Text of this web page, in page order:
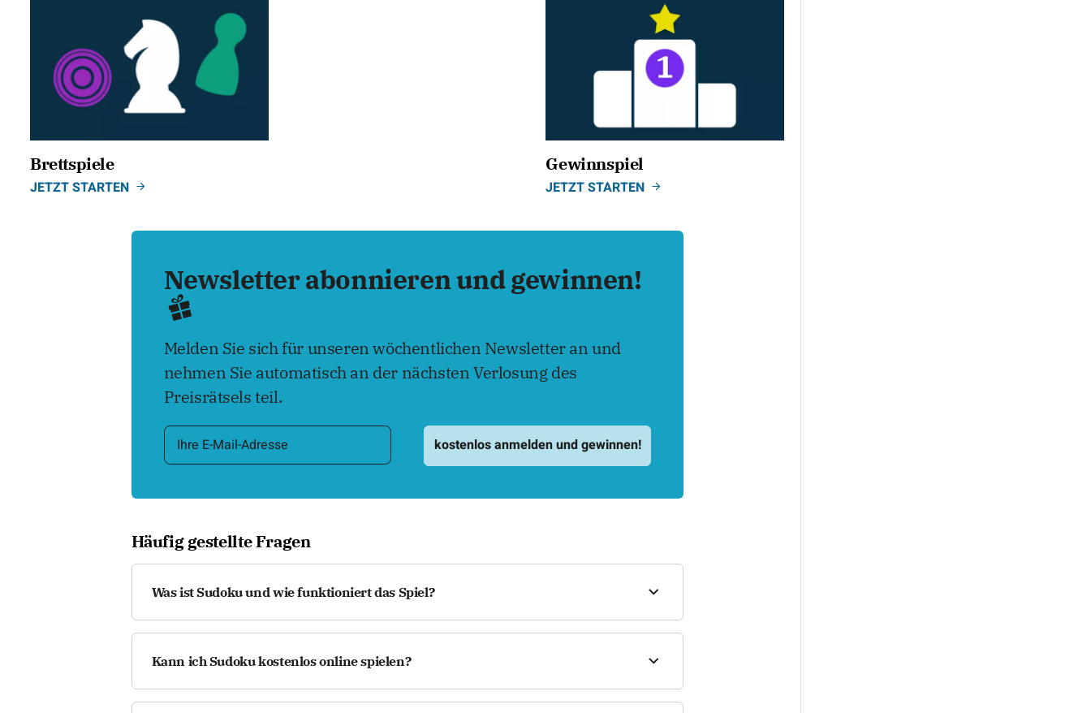
Brettspiele
JETZT STARTEN
Gewinnspiel
JETZT STARTEN
Newsletter abonnieren und gewinnen!
Melden Sie sich für unseren wöchentlichen Newsletter an und
nehmen Sie automatisch an der nächsten Verlosung des
Preisrätsels teil.
Häufig gestellte Fragen
Was ist Sudoku und wie funktioniert das Spiel?
Sudoku ist ein beliebtes Logikspiel mit Zahlen. Ziel ist es, ein 9x9-Raster so
vorkommt. Sudoku begeistert durch einfache Regeln und spannende Denkaufgaben
für jedes Alter.
Kann ich Sudoku kostenlos online spielen?
Ja, auf boomer.at können Sie Sudoku kostenlos online spielen. Sie benötigen keinen